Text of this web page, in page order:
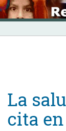
Skip
to
content
INICIO
La
cita